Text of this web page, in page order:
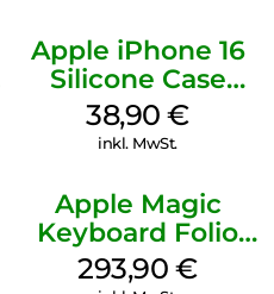
Apple iPhone 16
Silicone Case
MagSafe
Ultramarine
38,90€
inkl. MwSt.
Apple Magic
Keyboard Folio
iPad 10.9″ (10.Gen.)
293,90€